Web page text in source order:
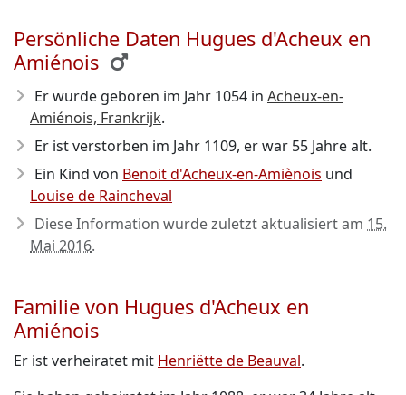
Persönliche Daten Hugues d'Acheux en
Amiénois
Er wurde geboren im Jahr 1054 in Acheux-en-
Amiénois, Frankrijk.
Er ist verstorben im Jahr 1109, er war 55 Jahre alt.
Ein Kind von Benoit d'Acheux-en-Amiènois und
Louise de Raincheval
Diese Information wurde zuletzt aktualisiert am 15.
Mai 2016.
Familie von Hugues d'Acheux en
Amiénois
Er ist verheiratet mit Henriëtte de Beauval.